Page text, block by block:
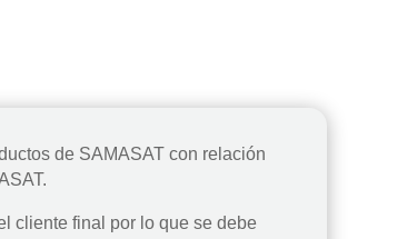
de SAMASAT con relación
cliente final por lo que se debe